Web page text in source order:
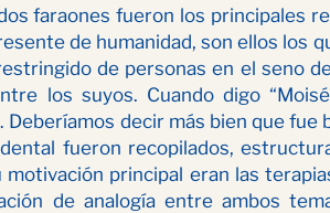
faraones fueron los principales
de humanidad, son ellos los
de personas en el seno
los suyos. Cuando digo
decir más bien que
fueron recopilados,
motivación principal eran las
de analogía entre ambos